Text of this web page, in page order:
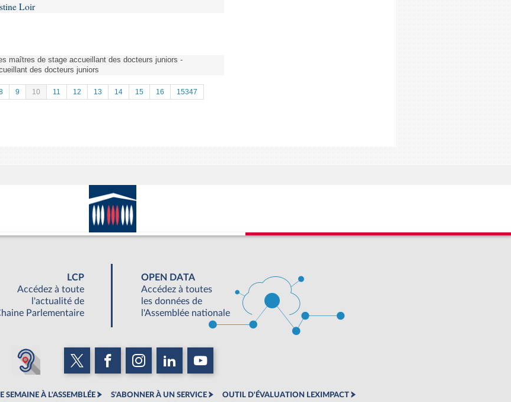
Loir
maîtres de stage accueillant des docteurs juniors -
des docteurs juniors
9 10 11 12 13 14 15 16
15347
LCP
Accédez à toute
l'actualité de
Parlementaire
OPEN DATA
Accédez à toutes
les données de
l'Assemblée nationale
SEMAINE À L'ASSEMBLÉE S'ABONNER À UN SERVICE OUTIL D'ÉVALUATION LEXIMPACT